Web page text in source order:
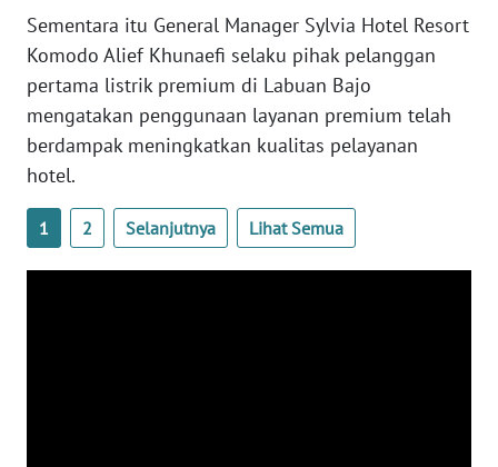
Sementara itu General Manager Sylvia Hotel Resort
Komodo Alief Khunaefi selaku pihak pelanggan
pertama listrik premium di Labuan Bajo
mengatakan penggunaan layanan premium telah
berdampak meningkatkan kualitas pelayanan
hotel.
1 2 Selanjutnya Lihat Semua
SULTRA
WN
NTB
WN